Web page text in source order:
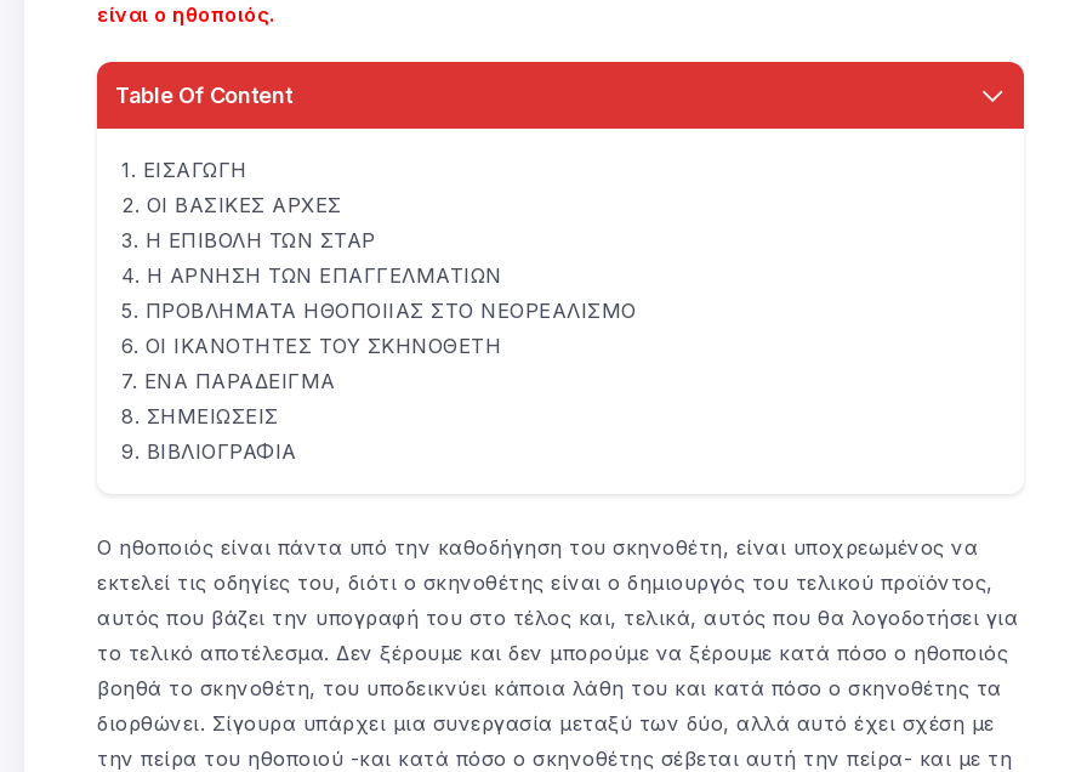
είναι ο ηθοποιός.
Table Of Content
ΕΙΣΑΓΩΓΗ
ΟΙ ΒΑΣΙΚΕΣ ΑΡΧΕΣ
Η ΕΠΙΒΟΛΗ ΤΩΝ ΣΤΑΡ
Η ΑΡΝΗΣΗ ΤΩΝ ΕΠΑΓΓΕΛΜΑΤΙΩΝ
ΠΡΟΒΛΗΜΑΤΑ ΗΘΟΠΟΙΙΑΣ ΣΤΟ ΝΕΟΡΕΑΛΙΣΜΟ
ΟΙ ΙΚΑΝΟΤΗΤΕΣ ΤΟΥ ΣΚΗΝΟΘΕΤΗ
ΕΝΑ ΠΑΡΑΔΕΙΓΜΑ
ΣΗΜΕΙΩΣΕΙΣ
ΒΙΒΛΙΟΓΡΑΦΙΑ
Ο ηθοποιός είναι πάντα υπό την καθοδήγηση του σκηνοθέτη, είναι υποχρεωμένος να
εκτελεί τις οδηγίες του, διότι ο σκηνοθέτης είναι ο δημιουργός του τελικού προϊόντος,
αυτός που βάζει την υπογραφή του στο τέλος και, τελικά, αυτός που θα λογοδοτήσει για
το τελικό αποτέλεσμα. Δεν ξέρουμε και δεν μπορούμε να ξέρουμε κατά πόσο ο ηθοποιός
βοηθά το σκηνοθέτη, του υποδεικνύει κάποια λάθη του και κατά πόσο ο σκηνοθέτης τα
διορθώνει. Σίγουρα υπάρχει μια συνεργασία μεταξύ των δύο, αλλά αυτό έχει σχέση με
την πείρα του ηθοποιού -και κατά πόσο ο σκηνοθέτης σέβεται αυτή την πείρα- και με τη